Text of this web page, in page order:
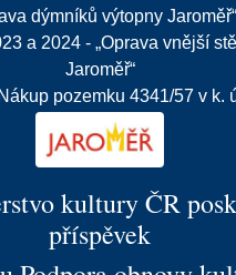
dýmníků výtopny Jaroměř“
a 2024 - „Oprava vnější
Jaroměř“
pozemku 4341/57 v k.
kultury ČR
příspěvek